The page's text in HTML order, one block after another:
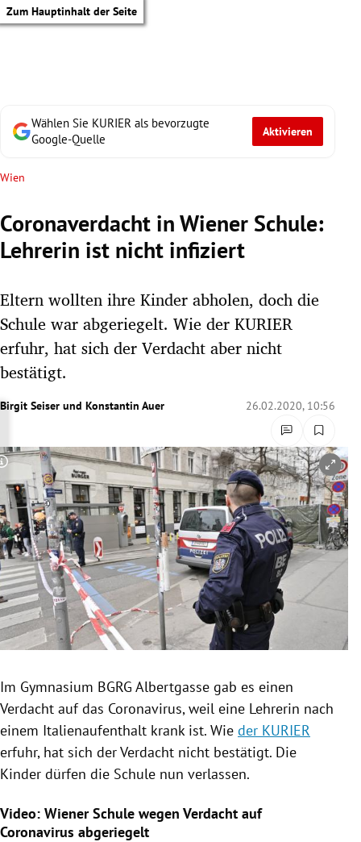
Zum Hauptinhalt der Seite
Untermenü
Untermenü
Untermenü
Untermenü
Untermenü
Untermenü
Untermenü
Untermenü
Untermenü
Untermenü
Wählen Sie KURIER als bevorzugte
Google-Quelle
Aktivieren
Wien
Coronaverdacht in Wiener Schule:
Lehrerin ist nicht infiziert
Eltern wollten ihre Kinder abholen, doch die
Schule war abgeriegelt. Wie der KURIER
erfuhr, hat sich der Verdacht aber nicht
bestätigt.
Birgit Seiser und Konstantin Auer 26.02.2020, 10:56
Copyright-Hinweis öffnen/schließen
Im Gymnasium BGRG Albertgasse gab es einen
Verdacht auf das Coronavirus, weil eine Lehrerin nach
einem Italienaufenthalt krank ist. Wie der KURIER
erfuhr, hat sich der Verdacht nicht bestätigt. Die
Kinder dürfen die Schule nun verlassen.
Video: Wiener Schule wegen Verdacht auf
Coronavirus abgeriegelt